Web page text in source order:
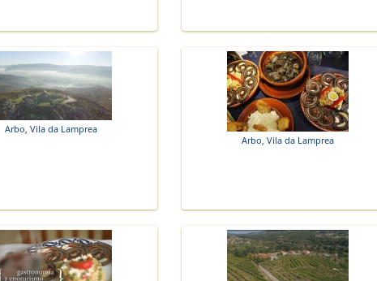
Arbo, Vila da Lamprea
Arbo, Vila da Lamprea